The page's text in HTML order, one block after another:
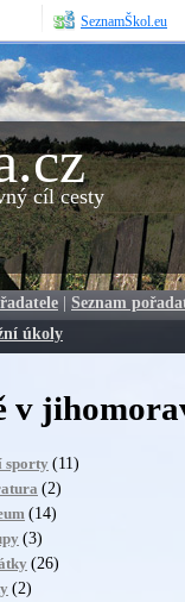
SeznamŠkol.eu
cíl cesty
| Seznam
úkoly
v
sporty (11)
(2)
(14)
(3)
(26)
(2)